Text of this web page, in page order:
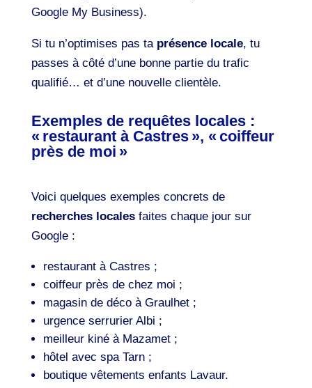
Google My Business).
Si tu n’optimises pas ta présence locale, tu
passes à côté d’une bonne partie du trafic
qualifié… et d’une nouvelle clientèle.
Exemples de requêtes locales :
« restaurant à Castres », « coiffeur
près de moi »
Voici quelques exemples concrets de
recherches localesfaites chaque jour sur
Google :
restaurant à Castres ;
coiffeur près de chez moi ;
magasin de déco à Graulhet ;
urgence serrurier Albi ;
meilleur kiné à Mazamet ;
hôtel avec spa Tarn ;
boutique vêtements enfants Lavaur.